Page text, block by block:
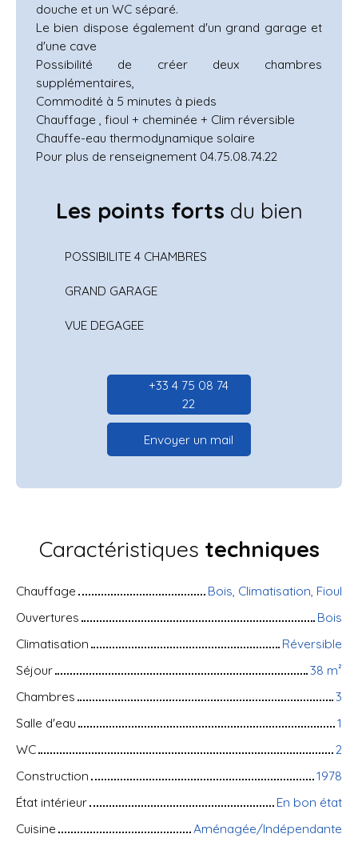
douche et un WC séparé.
Le bien dispose également d'un grand garage et
d'une cave
Possibilité de créer deux chambres
supplémentaires,
Commodité à 5 minutes à pieds
Chauffage , fioul + cheminée + Clim réversible
Chauffe-eau thermodynamique solaire
Pour plus de renseignement 04.75.08.74.22
Les points forts du bien
POSSIBILITE 4 CHAMBRES
GRAND GARAGE
VUE DEGAGEE
+33 4 75 08 74
22
Envoyer un mail
Caractéristiques techniques
Chauffage
Bois, Climatisation, Fioul
Ouvertures
Bois
Climatisation
Réversible
Séjour
38 m²
Chambres
3
Salle d'eau
1
WC
2
Construction
1978
État intérieur
En bon état
Cuisine
Aménagée/Indépendante